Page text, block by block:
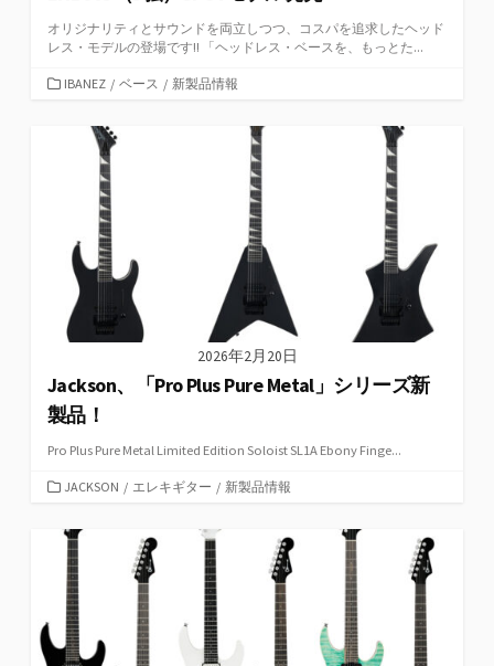
オリジナリティとサウンドを両立しつつ、コスパを追求したヘッド
レス・モデルの登場です!! 「ヘッドレス・ベースを、もっとた...
カIBANEZ / ベース / 新製品情報
2026年2月20日
Jackson、「Pro Plus Pure Metal」シリーズ新
製品！
Pro Plus Pure Metal Limited Edition Soloist SL1A Ebony Finge...
カ
ゴ
リ
ー
JACKSON / エレキギター / 新製品情報